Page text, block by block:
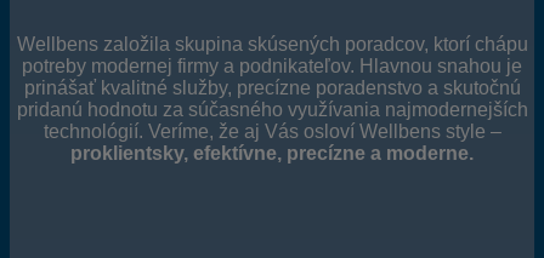
Wellbens založila skupina skúsených poradcov, ktorí chápu
potreby modernej firmy a podnikateľov. Hlavnou snahou je
prinášať kvalitné služby, precízne poradenstvo a skutočnú
pridanú hodnotu za súčasného využívania najmodernejších
technológií. Veríme, že aj Vás osloví Wellbens style –
proklientsky, efektívne, precízne a moderne.